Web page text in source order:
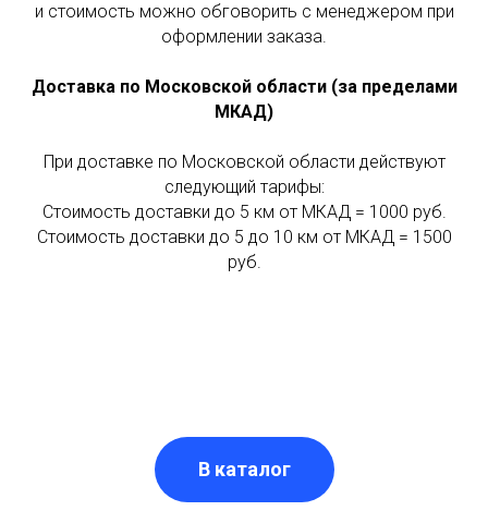
и стоимость можно обговорить с менеджером при
оформлении заказа.
Доставка по Московской области (за пределами
МКАД)
При доставке по Московской области действуют
следующий тарифы:
Стоимость доставки до 5 км от МКАД = 1000 руб.
Стоимость доставки до 5 до 10 км от МКАД = 1500
руб.
В каталог